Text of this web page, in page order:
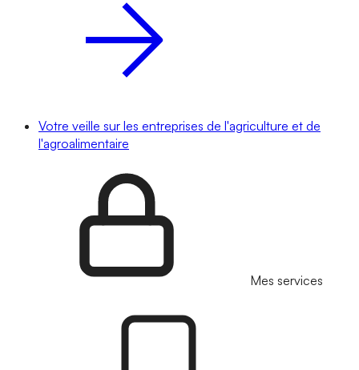
Votre veille sur les entreprises de l'agriculture et de
l'agroalimentaire
Mes services